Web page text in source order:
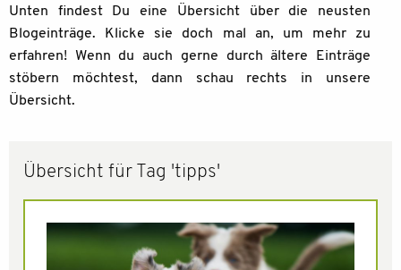
Unten findest Du eine Übersicht über die neusten
Blogeinträge. Klicke sie doch mal an, um mehr zu
erfahren! Wenn du auch gerne durch ältere Einträge
stöbern möchtest, dann schau rechts in unsere
Übersicht.
Übersicht für Tag 'tipps'